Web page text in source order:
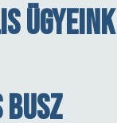
ügyeink
busz